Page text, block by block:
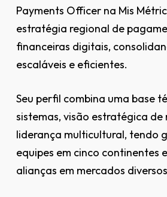
Payments Officer na Mis
estratégia regional de
financeiras digitais,
escaláveis e eficientes.
Seu perfil combina uma base
sistemas, visão estratégica de
liderança multicultural, tendo
equipes em cinco continentes
alianças em mercados